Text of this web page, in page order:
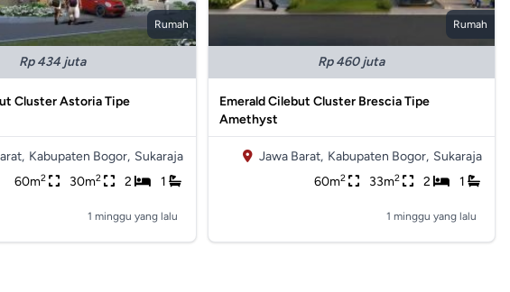
Rumah
Rp 434 juta
Cluster Astoria Tipe
Kabupaten Bogor, Sukaraja
60m2 30m2 2 1
1 minggu yang lalu
Rumah
Rp 460 juta
Emerald Cilebut Cluster Brescia Tipe
Amethyst
Jawa Barat, Kabupaten Bogor, Sukaraja
60m2 33m2 2 1
1 minggu yang lalu